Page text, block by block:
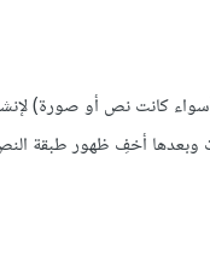
كانت نص أو صورة)
أخفِ ظهور طبقة النص